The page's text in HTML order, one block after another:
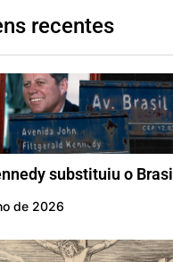
recentes
substituiu o Brasil
de 2026